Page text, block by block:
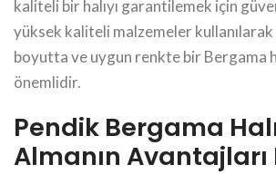
kaliteli bir halıyı garantilemek için
yüksek kaliteli malzemeler
boyutta ve uygun renkte bir Bergama
önemlidir.
Pendik Bergama
Almanın